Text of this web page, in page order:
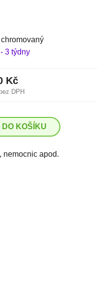
3 týdny
DPH
Kč
DO KOŠÍKU
nemocnic apod.